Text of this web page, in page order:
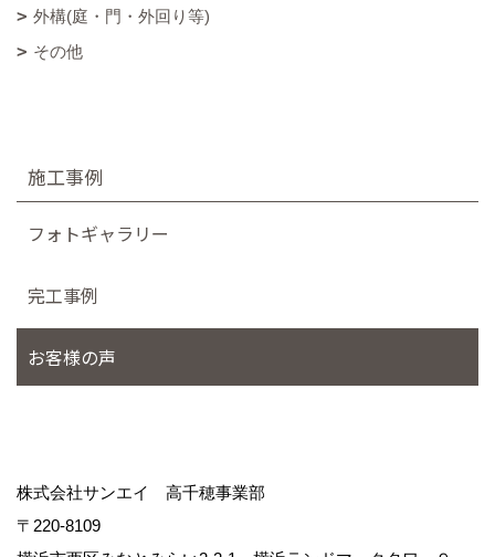
外構(庭・門・外回り等)
その他
施工事例
フォトギャラリー
完工事例
お客様の声
株式会社サンエイ 高千穂事業部
〒220-8109